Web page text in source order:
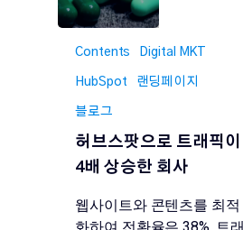
Contents Digital MKT
HubSpot 랜딩페이지
블로그
허브스팟으로 트래픽이
4배 상승한 회사
웹사이트와 콘텐츠를 최적